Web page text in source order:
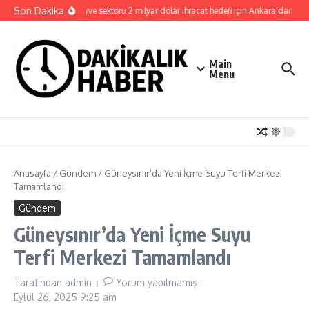
İçeriğe atla
Son DakikaKuru meyve sektörü 2 milyar dolar ihracat hedefi için Ankara’dan
Main
Menu
Anasayfa / Gündem / Güneysınır’da Yeni İçme Suyu Terfi Merkezi
Tamamlandı
Gündem
Güneysınır’da Yeni İçme Suyu
Terfi Merkezi Tamamlandı
Tarafından admin
Yorum yapılmamış
Eylül 26, 2025 9:25 am